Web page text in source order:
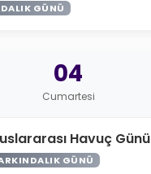
GÜNÜ
04
Cumartesi
Havuç Günü
GÜNÜ